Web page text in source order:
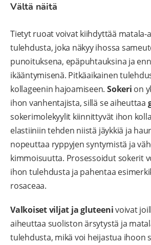
Vältä näitä
Tietyt ruoat voivat kiihdyttää matala-
tulehdusta, joka näkyy ihossa
punoituksena, epäpuhtauksina ja
ikääntymisenä. Pitkäaikainen
kollageenin hajoamiseen. Sokeri on
ihon vanhentajista, sillä se aiheuttaa
sokerimolekyylit kiinnittyvät ihon
elastiiniin tehden niistä jäykkiä ja
nopeuttaa ryppyjen syntymistä ja
kimmoisuutta. Prosessoidut sokerit
ihon tulehdusta ja pahentaa
rosaceaa.
Valkoiset viljat ja gluteenivoivat
aiheuttaa suoliston ärsytystä ja
tulehdusta, mikä voi heijastua ihoon